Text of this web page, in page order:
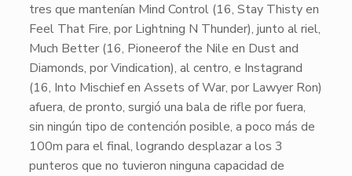
tres que mantenían Mind Control(16, Stay Thisty en
Feel That Fire, por Lightning N Thunder), junto al riel,
Much Better(16, Pioneerof the Nile en Dust and
Diamonds, por Vindication), al centro, e Instagrand
(16, Into Mischief en Assets of War, por Lawyer Ron)
afuera, de pronto, surgió una bala de rifle por fuera,
sin ningún tipo de contención posible, a poco más de
100m para el final, logrando desplazar a los 3
punteros que no tuvieron ninguna capacidad de